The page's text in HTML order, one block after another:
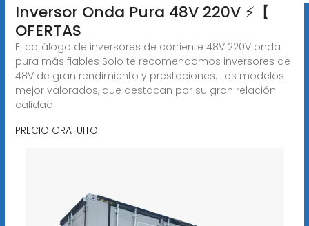
Inversor Onda Pura 48V 220V ⚡️【
OFERTAS
El catálogo de inversores de corriente 48V 220V onda
pura más fiables Solo te recomendamos inversores de
48V de gran rendimiento y prestaciones. Los modelos
mejor valorados, que destacan por su gran relación
calidad
PRECIO GRATUITO